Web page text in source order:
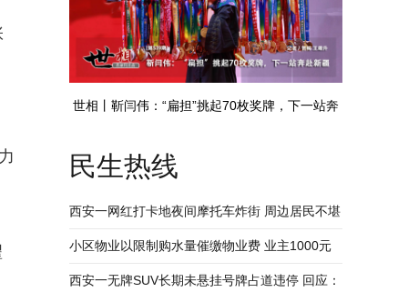
世相丨靳闫伟：“扁担”挑起70枚奖牌，下一站奔
民生热线
西安一网红打卡地夜间摩托车炸街 周边居民不堪
其扰 回应：将持续开展专项整治行动
小区物业以限制购水量催缴物业费 业主1000元
装修押金抵扣物业费 兴平市住建局：已责令物业
西安一无牌SUV长期未悬挂号牌占道违停 回应：